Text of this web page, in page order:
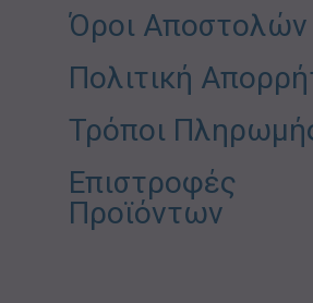
Όροι Αποστολών
Πολιτική
Τρόποι
Επιστροφές
Προϊόντων